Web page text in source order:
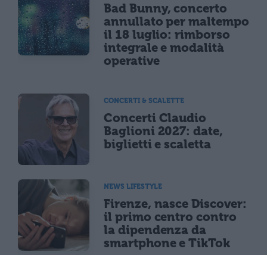
Bad Bunny, concerto
annullato per maltempo
il 18 luglio: rimborso
integrale e modalità
operative
CONCERTI & SCALETTE
Concerti Claudio
Baglioni 2027: date,
biglietti e scaletta
NEWS LIFESTYLE
Firenze, nasce Discover:
il primo centro contro
la dipendenza da
smartphone e TikTok